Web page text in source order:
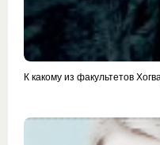
К какому из факультетов